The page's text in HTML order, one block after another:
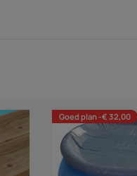
Goed plan -€ 32,00